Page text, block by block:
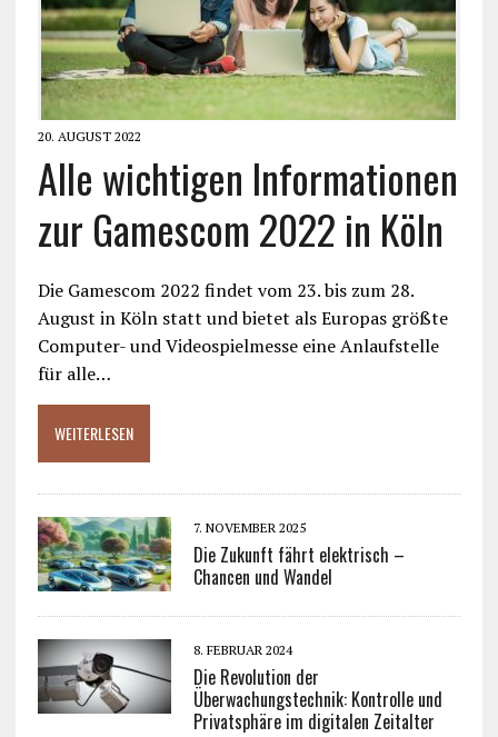
20. AUGUST 2022
Alle wichtigen Informationen
zur Gamescom 2022 in Köln
Die Gamescom 2022 findet vom 23. bis zum 28.
August in Köln statt und bietet als Europas größte
Computer- und Videospielmesse eine Anlaufstelle
für alle…
WEITERLESEN
7. NOVEMBER 2025
Die Zukunft fährt elektrisch –
Chancen und Wandel
8. FEBRUAR 2024
Die Revolution der
Überwachungstechnik: Kontrolle und
Privatsphäre im digitalen Zeitalter